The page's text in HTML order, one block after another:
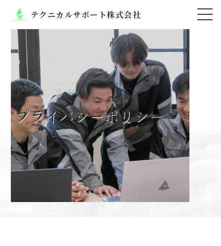
テクニカルサポート株式会社
プライバシーポリシー